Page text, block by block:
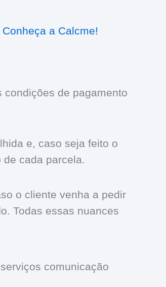
a Calcme!
condições de pagamento
e, caso seja feito o
cada parcela.
o cliente venha a pedir
Todas essas nuances
comunicação